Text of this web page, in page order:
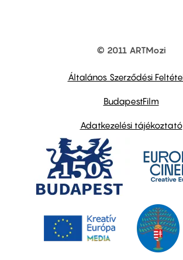
© 2011 ARTMozi
Általános Szerződési
BudapestFilm
Adatkezelési tájékoztató